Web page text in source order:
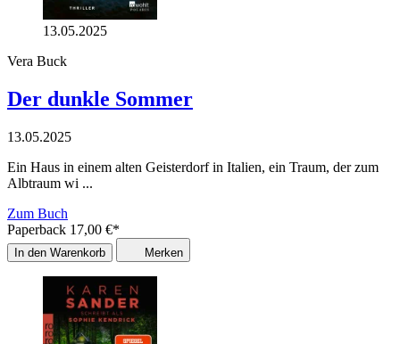
13.05.2025
Vera Buck
Der dunkle Sommer
13.05.2025
Ein Haus in einem alten Geisterdorf in Italien, ein Traum, der zum
Albtraum wi ...
Zum Buch
Paperback 17,00 €*
In den Warenkorb Merken